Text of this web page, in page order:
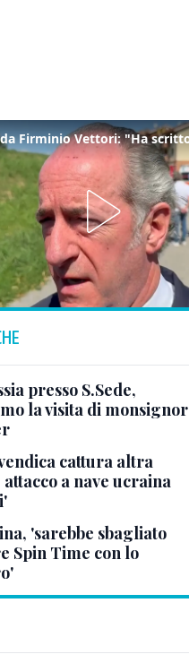
presso S.Sede,
la visita di monsignor
cattura altra
a nave ucraina
'sarebbe sbagliato
Spin Time con lo